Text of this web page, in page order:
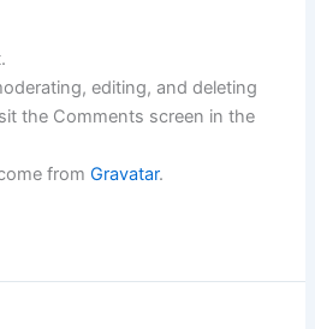
editing, and deleting
the Comments screen in the
fromGravatar.